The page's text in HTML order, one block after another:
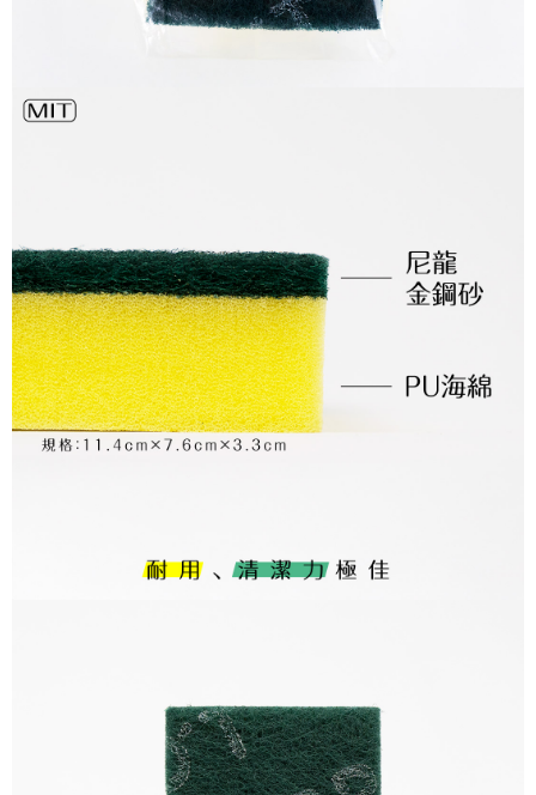
５．嚴禁一人註冊多個帳號或使用他人資訊註冊。若發現惡意使用之情形，
恩沛科技股份有限公司將有權停止該用戶之使用額度並採取法律行動。